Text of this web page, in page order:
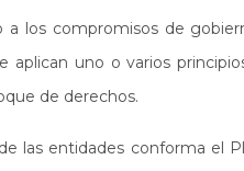
a los compromisos de
aplican uno o varios
de derechos.
las entidades conforma el